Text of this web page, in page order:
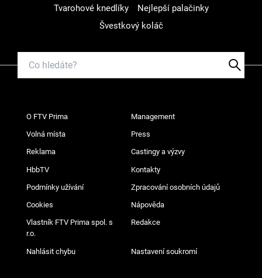
Tvarohové knedlíky
Nejlepší palačinky
Švestkový koláč
O FTV Prima Management
Volná místa Press
Reklama Castingy a výzvy
HbbTV Kontakty
Podmínky užívání Zpracování osobních údajů
Cookies Nápověda
Vlastník FTV Prima spol. s
r.o.
Redakce
Nahlásit chybu Nastavení soukromí